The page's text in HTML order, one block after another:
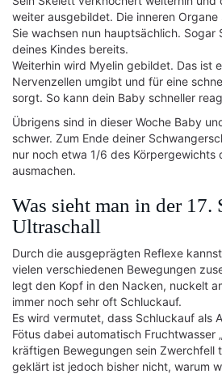
weiter ausgebildet. Die inneren
Sie wachsen nun hauptsächlich. Sogar
deines Kindes bereits.
Weiterhin wird Myelin gebildet. Das ist
Nervenzellen umgibt und für eine
sorgt. So kann dein Baby schneller
Übrigens sind in dieser Woche Baby
schwer. Zum Ende deiner
nur noch etwa 1/6 des Körpergewichts
ausmachen.
Was sieht man in der 17.
Ultraschall
Durch die ausgeprägten Reflexe
vielen verschiedenen Bewegungen
legt den Kopf in den Nacken, nuckelt
immer noch sehr oft Schluckauf.
Es wird vermutet, dass Schluckauf als
Fötus dabei automatisch Fruchtwasser
kräftigen Bewegungen sein Zwerchfell
geklärt ist jedoch bisher nicht, warum